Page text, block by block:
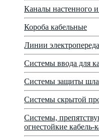
Каналы настенного
Короба кабельные
Линии
Системы ввода для
Системы защиты
Системы скрытой
Системы,
огнестойкие кабель-